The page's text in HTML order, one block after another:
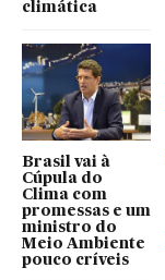
climática
Brasil vai à
Cúpula do
Clima com
promessas e um
ministro do
Meio Ambiente
pouco críveis